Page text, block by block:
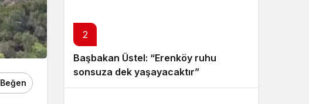
Beğen
2
Başbakan Üstel: “Erenköy ruhu
sonsuza dek yaşayacaktır”